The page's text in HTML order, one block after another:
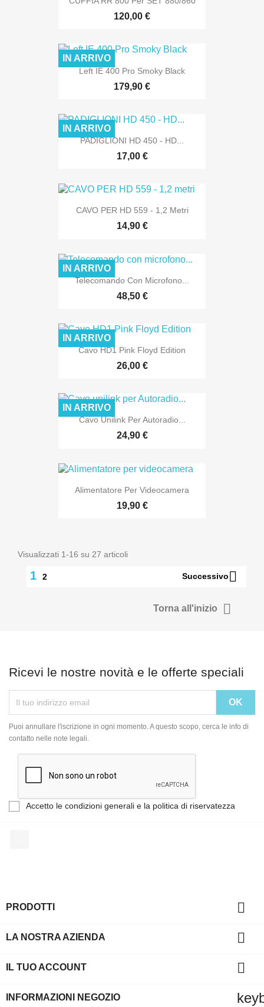
120,00 €
Left IE 400 Pro Smoky Black
179,90 €
IN ARRIVO
PADIGLIONI HD 450 - HD...
17,00 €
IN ARRIVO
CAVO PER HD 559 - 1,2 Metri
14,90 €
Telecomando Con Microfono...
48,50 €
IN ARRIVO
Cavo HD1 Pink Floyd Edition
26,00 €
IN ARRIVO
Cavo Unilink Per Autoradio...
24,90 €
IN ARRIVO
Alimentatore Per Videocamera
19,90 €
Visualizzati 1-16 su 27 articoli
1 2 Successivo
Torna all'inizio 
Ricevi le nostre novità e le offerte speciali
Puoi annullare l'iscrizione in ogni momento. A questo scopo, cerca le info di
contatto nelle note legali.
Accetto le condizioni generali e la politica di riservatezza
PRODOTTI 
LA NOSTRA AZIENDA 
IL TUO ACCOUNT 
INFORMAZIONI NEGOZIO